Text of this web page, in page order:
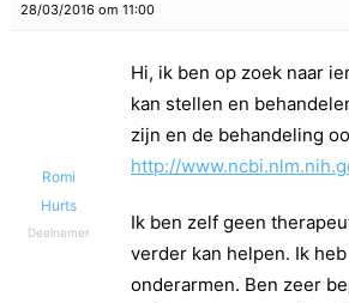
28/03/2016 om 11:00
Romi
Hurts
Deelnemer
Hi, ik ben op zoek naar
kan stellen en
zijn en de behandeling
http://
Ik ben zelf geen
verder kan helpen. Ik
onderarmen. Ben zeer